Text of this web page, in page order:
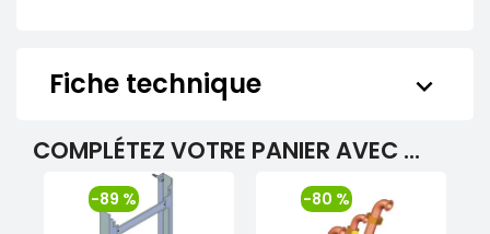
Fiche technique keyboard_arrow_down
COMPLÉTEZ VOTRE PANIER AVEC ...
-89 % -80 %